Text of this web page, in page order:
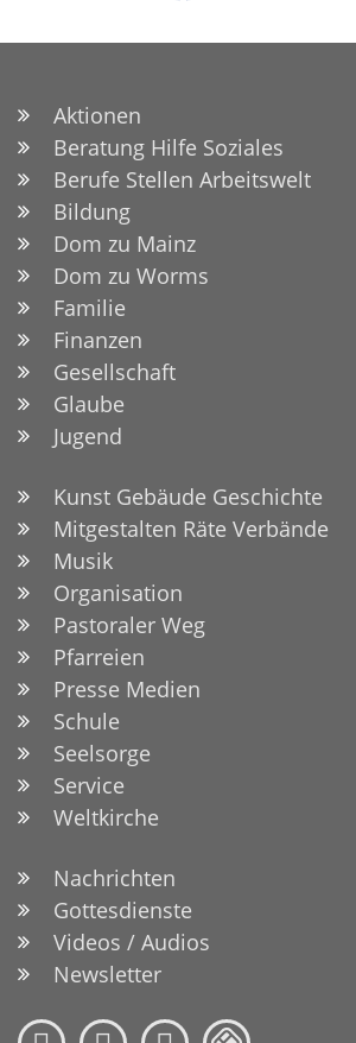
Aktionen
Beratung Hilfe Soziales
Berufe Stellen Arbeitswelt
Bildung
Dom zu Mainz
Dom zu Worms
Familie
Finanzen
Gesellschaft
Glaube
Jugend
Kunst Gebäude Geschichte
Mitgestalten Räte Verbände
Musik
Organisation
Pastoraler Weg
Pfarreien
Presse Medien
Schule
Seelsorge
Service
Weltkirche
Nachrichten
Gottesdienste
Videos / Audios
Newsletter